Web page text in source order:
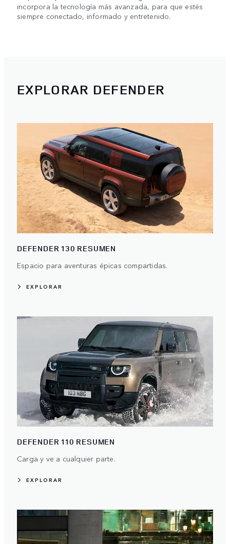
incorpora la tecnología más avanzada, para que estés
siempre conectado, informado y entretenido.
EXPLORAR DEFENDER
DEFENDER 130 RESUMEN
Espacio para aventuras épicas compartidas.
EXPLORAR
DEFENDER 110 RESUMEN
Carga y ve a cualquier parte.
EXPLORAR